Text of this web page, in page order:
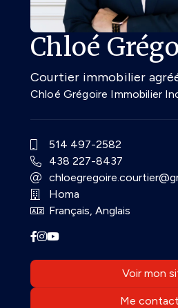
Chloé
Courtier immobilier
Chloé Grégoire Immobilier
514 497-2582
438 227-8437
Homa
Français, Anglais
Voir mon
Me